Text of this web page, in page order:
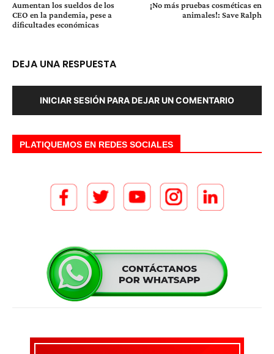
Aumentan los sueldos de los
CEO en la pandemia, pese a
dificultades económicas
¡No más pruebas cosméticas en
animales!: Save Ralph
DEJA UNA RESPUESTA
INICIAR SESIÓN PARA DEJAR UN COMENTARIO
PLATIQUEMOS EN REDES SOCIALES